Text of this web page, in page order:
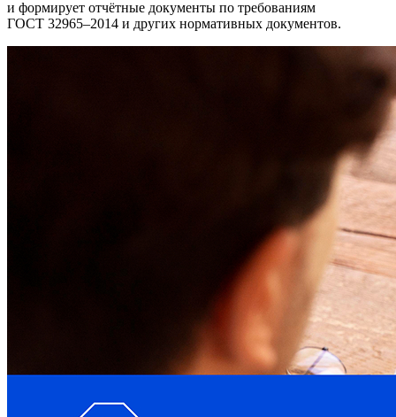
и формирует отчётные документы по требованиям
ГОСТ 32965–2014 и других нормативных документов.